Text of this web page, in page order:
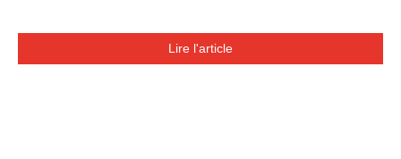
Lire l'article